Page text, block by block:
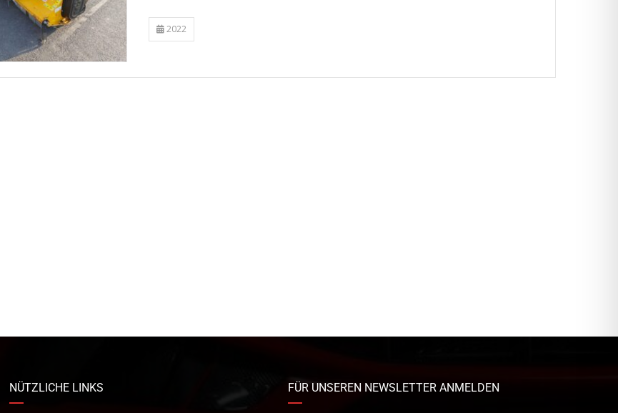
2022
NÜTZLICHE LINKS FÜR UNSEREN NEWSLETTER ANMELDEN